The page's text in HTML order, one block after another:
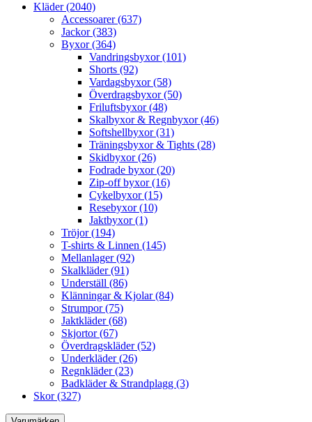
Kläder (2040)
Accessoarer (637)
Jackor (383)
Byxor (364)
Vandringsbyxor (101)
Shorts (92)
Vardagsbyxor (58)
Överdragsbyxor (50)
Friluftsbyxor (48)
Skalbyxor & Regnbyxor (46)
Softshellbyxor (31)
Träningsbyxor & Tights (28)
Skidbyxor (26)
Fodrade byxor (20)
Zip-off byxor (16)
Cykelbyxor (15)
Resebyxor (10)
Jaktbyxor (1)
Tröjor (194)
T-shirts & Linnen (145)
Mellanlager (92)
Skalkläder (91)
Underställ (86)
Klänningar & Kjolar (84)
Strumpor (75)
Jaktkläder (68)
Skjortor (67)
Överdragskläder (52)
Underkläder (26)
Regnkläder (23)
Badkläder & Strandplagg (3)
Skor (327)